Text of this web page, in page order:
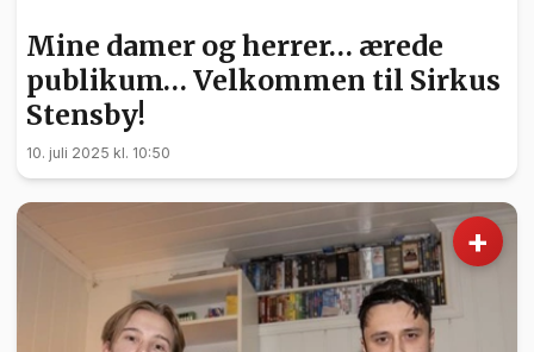
Mine damer og herrer… ærede
publikum… Velkommen til Sirkus
Stensby!
10. juli 2025 kl. 10:50
+